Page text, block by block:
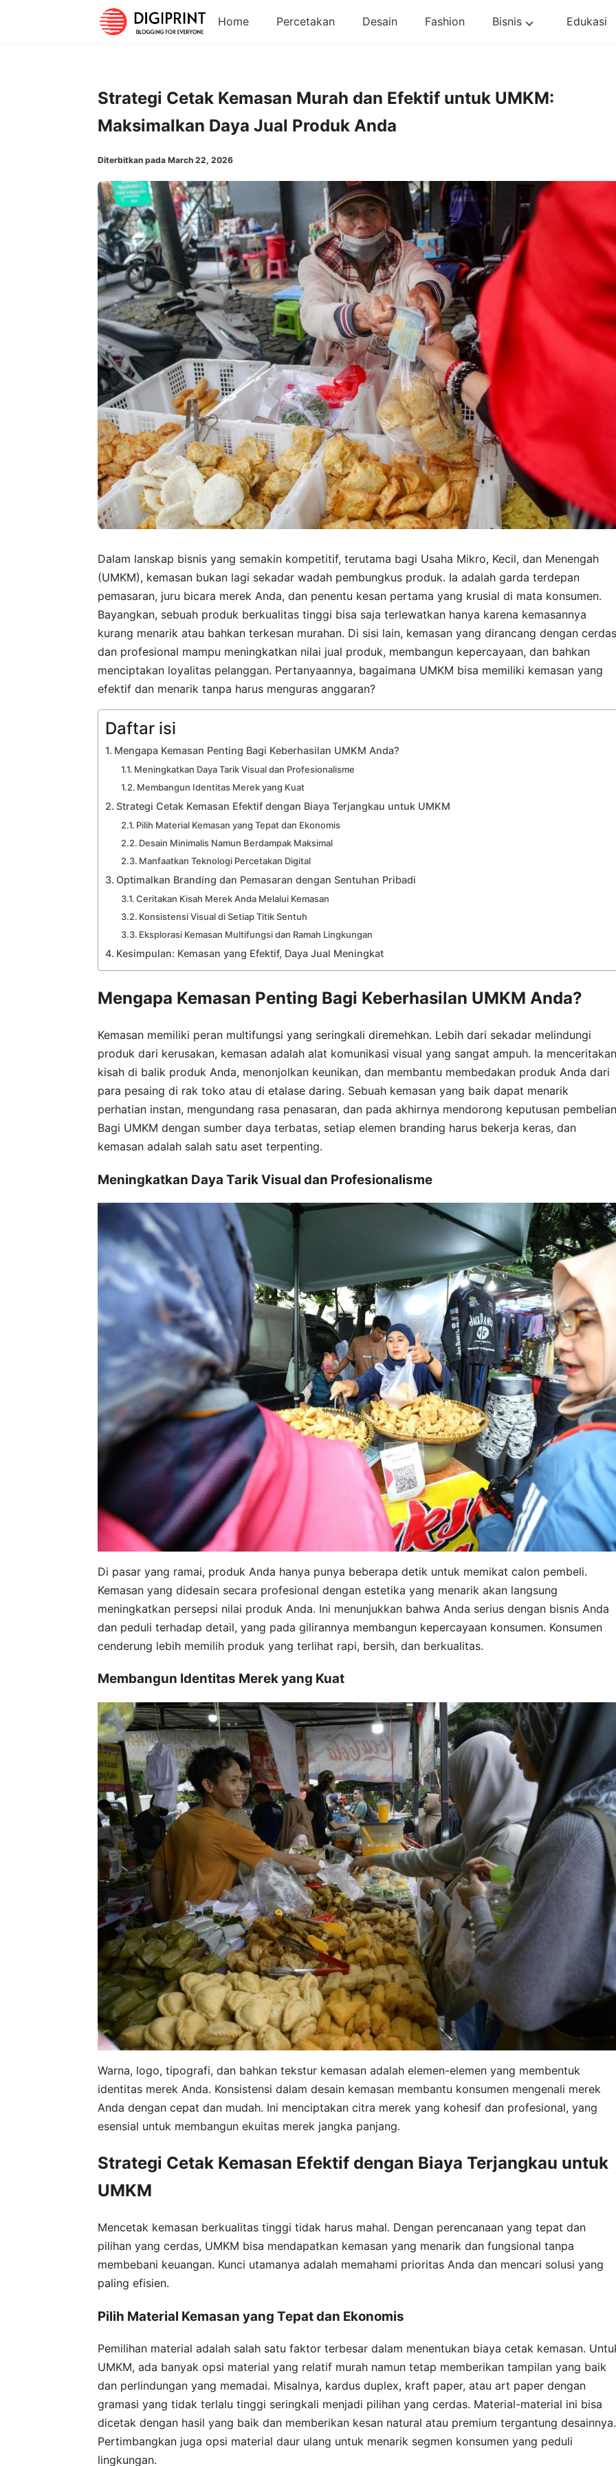
Home Percetakan Desain Fashion Bisnis Edukasi
Strategi Cetak Kemasan Murah dan Efektif untuk UMKM:
Maksimalkan Daya Jual Produk Anda
Diterbitkan pada March 22, 2026
Dalam lanskap bisnis yang semakin kompetitif, terutama bagi Usaha Mikro, Kecil, dan Menengah
(UMKM), kemasan bukan lagi sekadar wadah pembungkus produk. Ia adalah garda terdepan
pemasaran, juru bicara merek Anda, dan penentu kesan pertama yang krusial di mata konsumen.
Bayangkan, sebuah produk berkualitas tinggi bisa saja terlewatkan hanya karena kemasannya
kurang menarik atau bahkan terkesan murahan. Di sisi lain, kemasan yang dirancang dengan cerdas
dan profesional mampu meningkatkan nilai jual produk, membangun kepercayaan, dan bahkan
menciptakan loyalitas pelanggan. Pertanyaannya, bagaimana UMKM bisa memiliki kemasan yang
efektif dan menarik tanpa harus menguras anggaran?
Daftar isi
Mengapa Kemasan Penting Bagi Keberhasilan UMKM Anda?
Meningkatkan Daya Tarik Visual dan Profesionalisme
Membangun Identitas Merek yang Kuat
Strategi Cetak Kemasan Efektif dengan Biaya Terjangkau untuk UMKM
Pilih Material Kemasan yang Tepat dan Ekonomis
Desain Minimalis Namun Berdampak Maksimal
Manfaatkan Teknologi Percetakan Digital
Optimalkan Branding dan Pemasaran dengan Sentuhan Pribadi
Ceritakan Kisah Merek Anda Melalui Kemasan
Konsistensi Visual di Setiap Titik Sentuh
Eksplorasi Kemasan Multifungsi dan Ramah Lingkungan
Kesimpulan: Kemasan yang Efektif, Daya Jual Meningkat
Mengapa Kemasan Penting Bagi Keberhasilan UMKM Anda?
Kemasan memiliki peran multifungsi yang seringkali diremehkan. Lebih dari sekadar melindungi
produk dari kerusakan, kemasan adalah alat komunikasi visual yang sangat ampuh. Ia menceritakan
kisah di balik produk Anda, menonjolkan keunikan, dan membantu membedakan produk Anda dari
para pesaing di rak toko atau di etalase daring. Sebuah kemasan yang baik dapat menarik
perhatian instan, mengundang rasa penasaran, dan pada akhirnya mendorong keputusan
Bagi UMKM dengan sumber daya terbatas, setiap elemen branding harus bekerja keras, dan
kemasan adalah salah satu aset terpenting.
Meningkatkan Daya Tarik Visual dan Profesionalisme
Di pasar yang ramai, produk Anda hanya punya beberapa detik untuk memikat calon pembeli.
Kemasan yang didesain secara profesional dengan estetika yang menarik akan langsung
meningkatkan persepsi nilai produk Anda. Ini menunjukkan bahwa Anda serius dengan bisnis Anda
dan peduli terhadap detail, yang pada gilirannya membangun kepercayaan konsumen. Konsumen
cenderung lebih memilih produk yang terlihat rapi, bersih, dan berkualitas.
Membangun Identitas Merek yang Kuat
Warna, logo, tipografi, dan bahkan tekstur kemasan adalah elemen-elemen yang membentuk
identitas merek Anda. Konsistensi dalam desain kemasan membantu konsumen mengenali merek
Anda dengan cepat dan mudah. Ini menciptakan citra merek yang kohesif dan profesional, yang
esensial untuk membangun ekuitas merek jangka panjang.
Strategi Cetak Kemasan Efektif dengan Biaya Terjangkau untuk
UMKM
Mencetak kemasan berkualitas tinggi tidak harus mahal. Dengan perencanaan yang tepat dan
pilihan yang cerdas, UMKM bisa mendapatkan kemasan yang menarik dan fungsional tanpa
membebani keuangan. Kunci utamanya adalah memahami prioritas Anda dan mencari solusi yang
paling efisien.
Pilih Material Kemasan yang Tepat dan Ekonomis
Pemilihan material adalah salah satu faktor terbesar dalam menentukan biaya cetak kemasan.
UMKM, ada banyak opsi material yang relatif murah namun tetap memberikan tampilan yang baik
dan perlindungan yang memadai. Misalnya, kardus duplex, kraft paper, atau art paper dengan
gramasi yang tidak terlalu tinggi seringkali menjadi pilihan yang cerdas. Material-material ini bisa
dicetak dengan hasil yang baik dan memberikan kesan natural atau premium tergantung desainnya.
Pertimbangkan juga opsi material daur ulang untuk menarik segmen konsumen yang peduli
lingkungan.